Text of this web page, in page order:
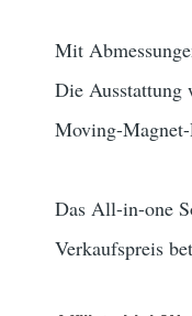
Mit
Die Ausstattung
Moving-
Das All-in-one
Verkaufspreis